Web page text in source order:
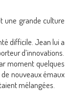
une grande culture
difficile. Jean lui a
d’innovations.
moment quelques
nouveaux émaux
mélangées.